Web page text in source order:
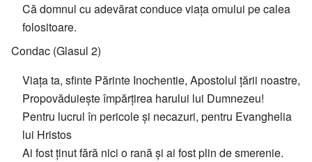
Că domnul cu adevărat conduce viața omului pe calea
folositoare.
Condac (Glasul 2)
Viața ta, sfinte Părinte Inochentie, Apostolul țării noastre,
Propovăduiește împărțirea harului lui Dumnezeu!
Pentru lucrul în pericole și necazuri, pentru Evanghelia
lui Hristos
Ai fost ținut fără nici o rană și ai fost plin de smerenie.